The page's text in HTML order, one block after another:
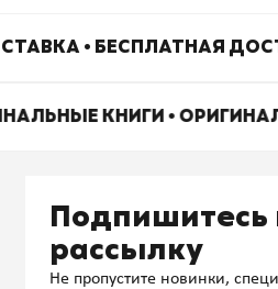
• БЕСПЛАТНАЯ
КНИГИ •
Подпишитесь
рассылку
Не пропустите новинки,